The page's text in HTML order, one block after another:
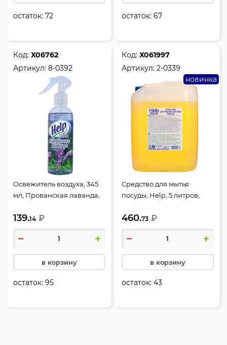
остаток:72 остаток:67
Код:Х06762
Артикул:8-0392
Освежитель воздуха, 345
мл, Прованская лаванда,
139.14 ₽
в корзину
остаток:95
Код:Х061997
Артикул:2-0339
новинка
Средство для мытья
посуды, Help, 5 литров,
460.73 ₽
в корзину
остаток:43